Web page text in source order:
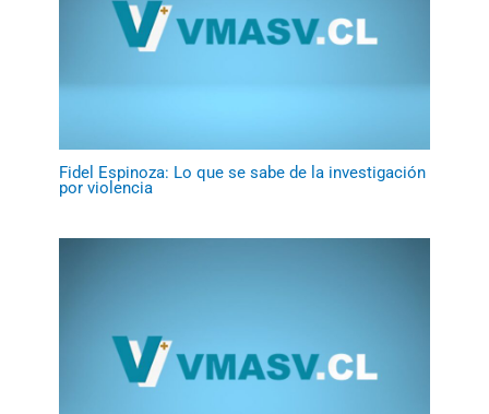
Fidel Espinoza: Lo que se sabe de la investigación
por violencia